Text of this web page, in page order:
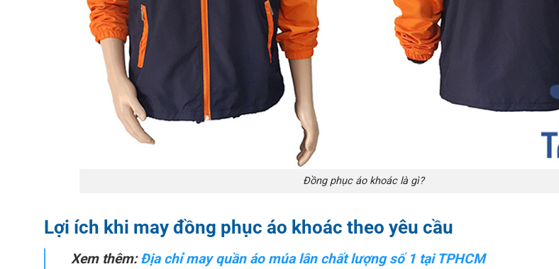
Đồng phục áo khoác là gì?
Lợi ích khi may đồng phục áo khoác theo yêu cầu
Xem thêm:Địa chỉ may quần áo múa lân chất lượng số 1 tại TPHCM